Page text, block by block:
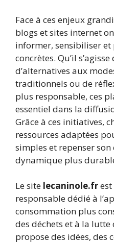
Face à ces enjeux
blogs et sites internet
informer, sensibiliser
concrètes. Qu’il
d’alternatives aux
traditionnels ou de
plus responsable, ces
essentiel dans la
Grâce à ces initiatives,
ressources adaptées
simples et repenser
dynamique plus
Le site lecaninole.fr
responsable dédié à
consommation plus
des déchets et à la
propose des idées, des